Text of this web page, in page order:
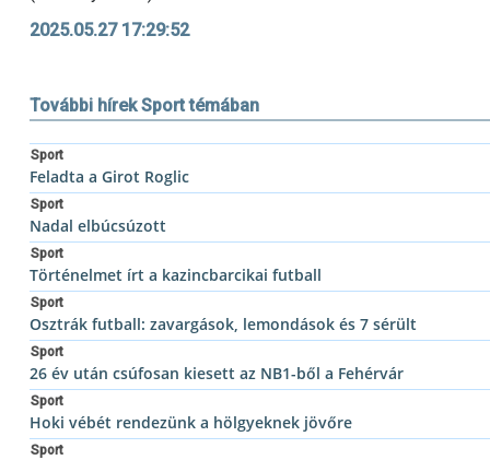
2025.05.27 17:29:52
További hírek Sport témában
Sport
Feladta a Girot Roglic
Sport
Nadal elbúcsúzott
Sport
Történelmet írt a kazincbarcikai futball
Sport
Osztrák futball: zavargások, lemondások és 7 sérült
Sport
26 év után csúfosan kiesett az NB1-ből a Fehérvár
Sport
Hoki vébét rendezünk a hölgyeknek jövőre
Sport